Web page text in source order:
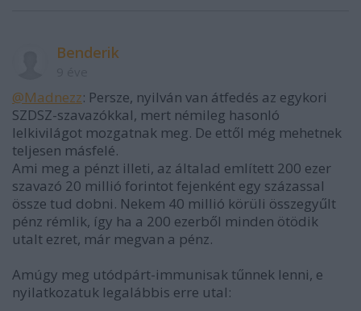
Benderik
@Madnezz: Persze, nyilván van átfedés az egykori
SZDSZ-szavazókkal, mert némileg hasonló
lelkivilágot mozgatnak meg. De ettől még mehetnek
teljesen másfelé.
Ami meg a pénzt illeti, az általad említett 200 ezer
szavazó 20 millió forintot fejenként egy százassal
össze tud dobni. Nekem 40 millió körüli összegyűlt
pénz rémlik, így ha a 200 ezerből minden ötödik
utalt ezret, már megvan a pénz.
Amúgy meg utódpárt-immunisak tűnnek lenni, e
nyilatkozatuk legalábbis erre utal: